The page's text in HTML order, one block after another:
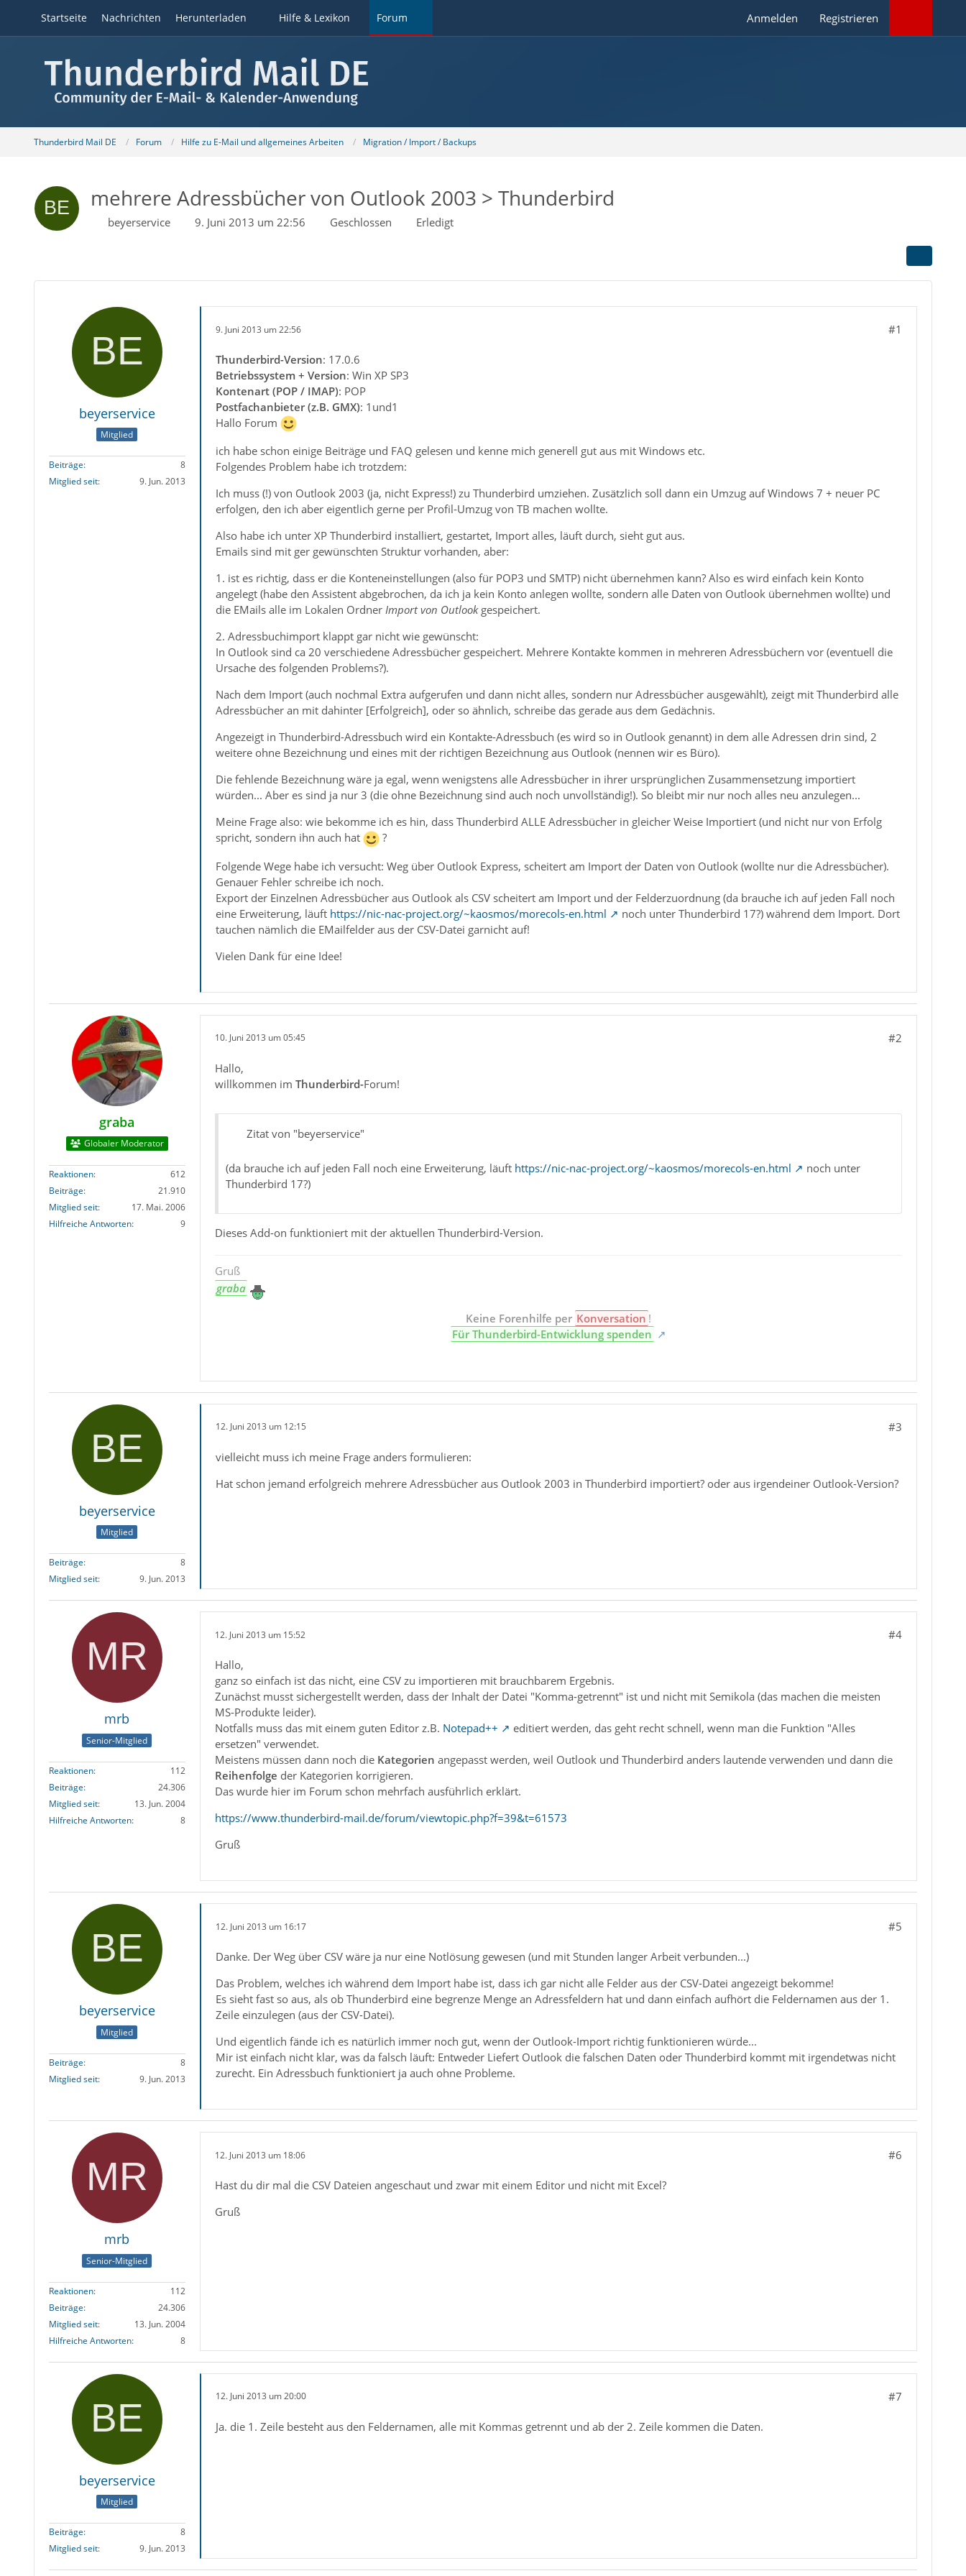
Startseite Nachrichten Herunterladen Hilfe & Lexikon Forum Anmelden Registrieren
Thunderbird Mail DE Forum Hilfe zu E-Mail und allgemeines Arbeiten Migration / Import / Backups
mehrere Adressbücher von Outlook 2003 > Thunderbird
beyerservice 9. Juni 2013 um 22:56 Geschlossen Erledigt
beyerservice
Mitglied
Beiträge
8
Mitglied seit
9. Jun. 2013
9. Juni 2013 um 22:56 #1
Thunderbird-Version: 17.0.6
Betriebssystem + Version: Win XP SP3
Kontenart (POP / IMAP): POP
Postfachanbieter (z.B. GMX): 1und1
Hallo Forum
ich habe schon einige Beiträge und FAQ gelesen und kenne mich generell gut aus mit Windows etc.
Folgendes Problem habe ich trotzdem:
Ich muss (!) von Outlook 2003 (ja, nicht Express!) zu Thunderbird umziehen. Zusätzlich soll dann ein Umzug auf Windows 7 + neuer PC
erfolgen, den ich aber eigentlich gerne per Profil-Umzug von TB machen wollte.
Also habe ich unter XP Thunderbird installiert, gestartet, Import alles, läuft durch, sieht gut aus.
Emails sind mit ger gewünschten Struktur vorhanden, aber:
1. ist es richtig, dass er die Konteneinstellungen (also für POP3 und SMTP) nicht übernehmen kann? Also es wird einfach kein Konto
angelegt (habe den Assistent abgebrochen, da ich ja kein Konto anlegen wollte, sondern alle Daten von Outlook übernehmen wollte) und
die EMails alle im Lokalen Ordner Import von Outlook gespeichert.
2. Adressbuchimport klappt gar nicht wie gewünscht:
In Outlook sind ca 20 verschiedene Adressbücher gespeichert. Mehrere Kontakte kommen in mehreren Adressbüchern vor (eventuell die
Ursache des folgenden Problems?).
Nach dem Import (auch nochmal Extra aufgerufen und dann nicht alles, sondern nur Adressbücher ausgewählt), zeigt mit Thunderbird alle
Adressbücher an mit dahinter [Erfolgreich], oder so ähnlich, schreibe das gerade aus dem Gedächnis.
Angezeigt in Thunderbird-Adressbuch wird ein Kontakte-Adressbuch (es wird so in Outlook genannt) in dem alle Adressen drin sind, 2
weitere ohne Bezeichnung und eines mit der richtigen Bezeichnung aus Outlook (nennen wir es Büro).
Die fehlende Bezeichnung wäre ja egal, wenn wenigstens alle Adressbücher in ihrer ursprünglichen Zusammensetzung importiert
würden... Aber es sind ja nur 3 (die ohne Bezeichnung sind auch noch unvollständig!). So bleibt mir nur noch alles neu anzulegen...
Meine Frage also: wie bekomme ich es hin, dass Thunderbird ALLE Adressbücher in gleicher Weise Importiert (und nicht nur von Erfolg
spricht, sondern ihn auch hat
?
Folgende Wege habe ich versucht: Weg über Outlook Express, scheitert am Import der Daten von Outlook (wollte nur die Adressbücher).
Genauer Fehler schreibe ich noch.
Export der Einzelnen Adressbücher aus Outlook als CSV scheitert am Import und der Felderzuordnung (da brauche ich auf jeden Fall noch
eine Erweiterung, läuft https://nic-nac-project.org/~kaosmos/morecols-en.html
noch unter Thunderbird 17?) während dem Import. Dort
tauchen nämlich die EMailfelder aus der CSV-Datei garnicht auf!
Vielen Dank für eine Idee!
graba
Globaler Moderator
Reaktionen
612
Beiträge
21.910
Mitglied seit
17. Mai. 2006
Hilfreiche Antworten
9
10. Juni 2013 um 05:45 #2
Hallo,
willkommen im Thunderbird-Forum!
Zitat von "beyerservice"
(da brauche ich auf jeden Fall noch eine Erweiterung, läuft https://nic-nac-project.org/~kaosmos/morecols-en.html
noch unter
Thunderbird 17?)
Dieses Add-on funktioniert mit der aktuellen Thunderbird-Version.
Gruß
graba
Keine Forenhilfe per Konversation !
Für Thunderbird-Entwicklung spenden
beyerservice
Mitglied
Beiträge
8
Mitglied seit
9. Jun. 2013
12. Juni 2013 um 12:15 #3
vielleicht muss ich meine Frage anders formulieren:
Hat schon jemand erfolgreich mehrere Adressbücher aus Outlook 2003 in Thunderbird importiert? oder aus irgendeiner Outlook-Version?
mrb
Senior-Mitglied
Reaktionen
112
Beiträge
24.306
Mitglied seit
13. Jun. 2004
Hilfreiche Antworten
8
12. Juni 2013 um 15:52 #4
Hallo,
ganz so einfach ist das nicht, eine CSV zu importieren mit brauchbarem Ergebnis.
Zunächst musst sichergestellt werden, dass der Inhalt der Datei "Komma-getrennt" ist und nicht mit Semikola (das machen die meisten
MS-Produkte leider).
Notfalls muss das mit einem guten Editor z.B. Notepad++
editiert werden, das geht recht schnell, wenn man die Funktion "Alles
ersetzen" verwendet.
Meistens müssen dann noch die Kategorien angepasst werden, weil Outlook und Thunderbird anders lautende verwenden und dann die
Reihenfolge der Kategorien korrigieren.
Das wurde hier im Forum schon mehrfach ausführlich erklärt.
https://www.thunderbird-mail.de/forum/viewtopic.php?f=39&t=61573
Gruß
beyerservice
Mitglied
Beiträge
8
Mitglied seit
9. Jun. 2013
12. Juni 2013 um 16:17 #5
Danke. Der Weg über CSV wäre ja nur eine Notlösung gewesen (und mit Stunden langer Arbeit verbunden...)
Das Problem, welches ich während dem Import habe ist, dass ich gar nicht alle Felder aus der CSV-Datei angezeigt bekomme!
Es sieht fast so aus, als ob Thunderbird eine begrenze Menge an Adressfeldern hat und dann einfach aufhört die Feldernamen aus der 1.
Zeile einzulegen (aus der CSV-Datei).
Und eigentlich fände ich es natürlich immer noch gut, wenn der Outlook-Import richtig funktionieren würde...
Mir ist einfach nicht klar, was da falsch läuft: Entweder Liefert Outlook die falschen Daten oder Thunderbird kommt mit irgendetwas nicht
zurecht. Ein Adressbuch funktioniert ja auch ohne Probleme.
mrb
Senior-Mitglied
Reaktionen
112
Beiträge
24.306
Mitglied seit
13. Jun. 2004
Hilfreiche Antworten
8
12. Juni 2013 um 18:06 #6
Hast du dir mal die CSV Dateien angeschaut und zwar mit einem Editor und nicht mit Excel?
Gruß
beyerservice
Mitglied
Beiträge
8
Mitglied seit
9. Jun. 2013
12. Juni 2013 um 20:00 #7
Ja. die 1. Zeile besteht aus den Feldernamen, alle mit Kommas getrennt und ab der 2. Zeile kommen die Daten.